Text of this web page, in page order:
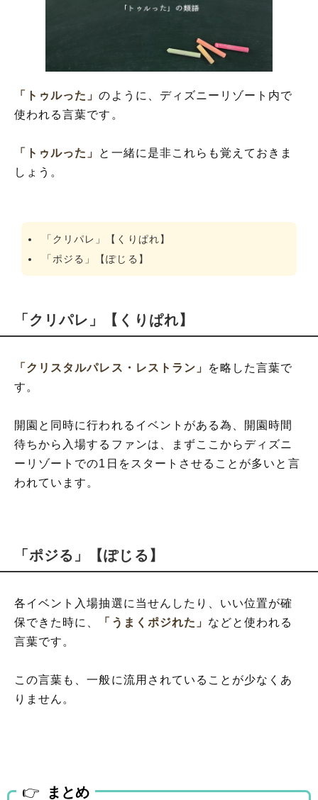
「トゥルった」のように、ディズニーリゾート内で
使われる言葉です。
「トゥルった」 と一緒に是非これらも覚えておきま
しょう。
「クリパレ」【くりぱれ】
「ポジる」【ぽじる】
「クリパレ」【くりぱれ】
「クリスタルパレス・レストラン」
を略した言葉で
す。
開園と同時に行われるイベントがある為、開園時間
待ちから入場するファンは、まずここからディズニ
ーリゾートでの1日をスタートさせることが多いと言
われています。
「ポジる」【ぽじる】
各イベント入場抽選に当せんしたり、いい位置が確
保できた時に、
「うまくポジれた」 などと使われる
言葉です。
この言葉も、一般に流用されていることが少なくあ
りません。
まとめ